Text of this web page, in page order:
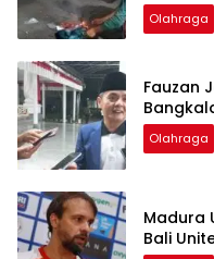
Olahraga
Fauzan
Olahraga
Madura
Bali